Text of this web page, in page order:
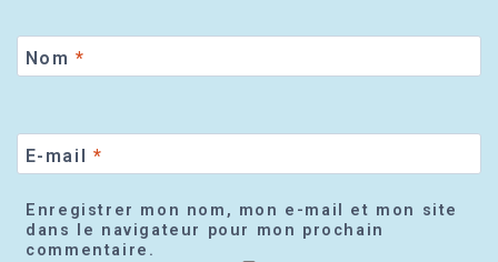
Nom *
E-mail *
Enregistrer mon nom, mon e-mail et mon site
dans le navigateur pour mon prochain
commentaire.